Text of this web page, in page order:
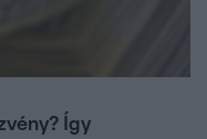
Így